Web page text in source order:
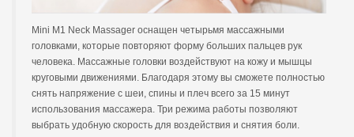
Mini M1 Neck Massager оснащен четырьмя массажными
головками, которые повторяют форму больших пальцев рук
человека. Массажные головки воздействуют на кожу и мышцы
круговыми движениями. Благодаря этому вы сможете полностью
снять напряжение с шеи, спины и плеч всего за 15 минут
использования массажера. Три режима работы позволяют
выбрать удобную скорость для воздействия и снятия боли.